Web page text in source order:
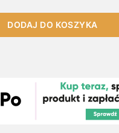
DODAJ DO KOSZYKA